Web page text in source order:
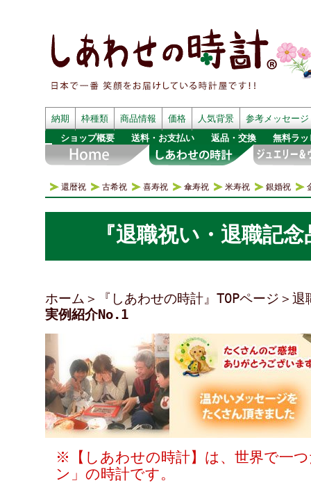
納期 枠種類 商品情報 価格 人気背景
参考メッセージ
ショップ概要
送料・お支払い 返品・交換 無料ラッ
還暦祝 古希祝 喜寿祝 傘寿祝 米寿祝 銀婚祝
『退職祝い・退職記
ホーム ＞ 『しあわせの時計』TOPページ ＞退
実例紹介No.1
※【しあわせの時計】は、世界で一
ン」の時計です。